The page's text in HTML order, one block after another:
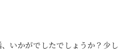
いかがでしたでしょうか？少し